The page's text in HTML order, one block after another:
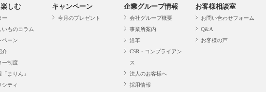
しむ
ー
いものコラム
ペーン
介
ー制度
まりん」
シティ
キャンペーン
今月のプレゼント
企業グループ情報
会社グループ概要
事業所案内
沿革
CSR・コンプライアン
ス
法人のお客様へ
採用情報
お客様相談室
お問い合わせフォーム
Q&A
お客様の声